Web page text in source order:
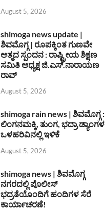
August 5, 2026
shimoga news update |
ಶಿವಮೊಗ್ಗ | ರೂಪಕ್ಕಿಂತ ಗುಣವೇ
ಆತ್ಮದ ಸ್ಪಂದನ : ರಾಷ್ಟ್ರೀಯ ಶಿಕ್ಷಣ
ಸಮಿತಿ ಅಧ್ಯಕ್ಷ ಜಿ.ಎಸ್.ನಾರಾಯಣ
ರಾವ್
August 5, 2026
shimoga rain news | ಶಿವಮೊಗ್ಗ :
ಲಿಂಗನಮಕ್ಕಿ, ತುಂಗ, ಭದ್ರಾ ಡ್ಯಾಂಗಳ
ಒಳಹರಿವಿನಲ್ಲಿ ಇಳಿಕೆ
August 5, 2026
shimoga news | ಶಿವಮೊಗ್ಗ
ನಗರದಲ್ಲಿ ಪೊಲೀಸ್
ಭದ್ರತೆಯೊಂದಿಗೆ ಹಂದಿಗಳ ಸೆರೆ
ಕಾರ್ಯಾಚರಣೆ!